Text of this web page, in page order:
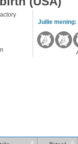
Jullie mening: